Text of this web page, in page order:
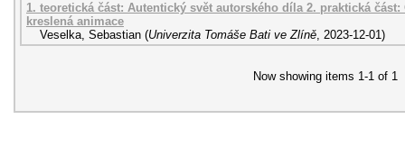
1. teoretická část: Autentický svět autorského díla 2. praktická
kreslená animace
Veselka, Sebastian (Univerzita Tomáše Bati ve Zlíně, 2023-12-01)
Now showing items 1-1 of 1